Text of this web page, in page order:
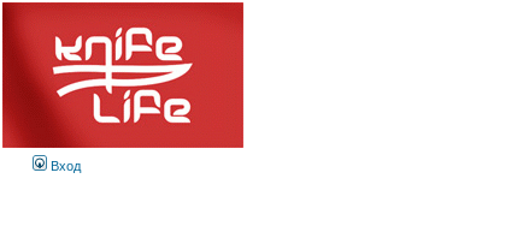
Вход